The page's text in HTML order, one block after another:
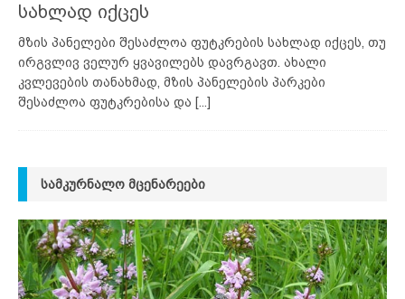
სახლად იქცეს
მზის პანელები შესაძლოა ფუტკრების სახლად იქცეს, თუ
ირგვლივ ველურ ყვავილებს დავრგავთ. ახალი
კვლევების თანახმად, მზის პანელების პარკები
შესაძლოა ფუტკრებისა და [...]
ᲡᲐᲛᲙᲣᲠᲜᲐᲚᲝ ᲛᲪᲔᲜᲐᲠᲔᲔᲑᲘ